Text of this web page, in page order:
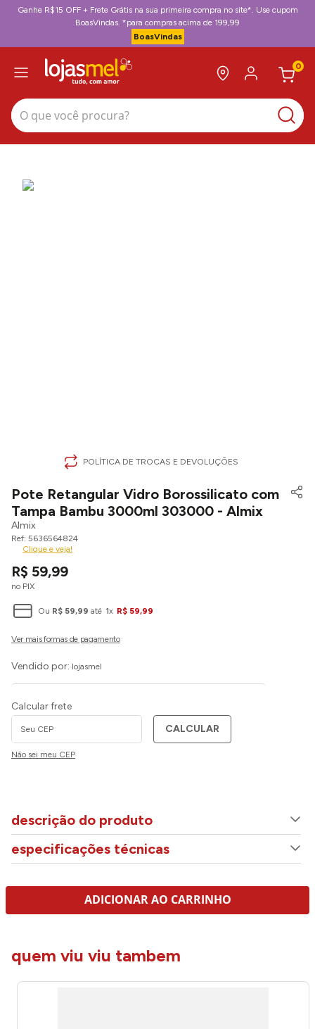
Ganhe R$15 OFF + Frete Grátis na sua primeira compra no site*. Use cupom
BoasVindas. *para compras acima de 199,99
BoasVindas
0
O que você procura?
POLÍTICA DE TROCAS E DEVOLUÇÕES
Pote Retangular Vidro Borossilicato com
Tampa Bambu 3000ml 303000 - Almix
Almix
5636564824
Clique e veja!
R$ 59,99
no PIX
Ou R$ 59,99 até 1x R$ 59,99
Vendido por: lojasmel
Calcular frete
CALCULAR
Não sei meu CEP
descrição do produto
especificações técnicas
ADICIONAR AO CARRINHO
quem viu viu tambem